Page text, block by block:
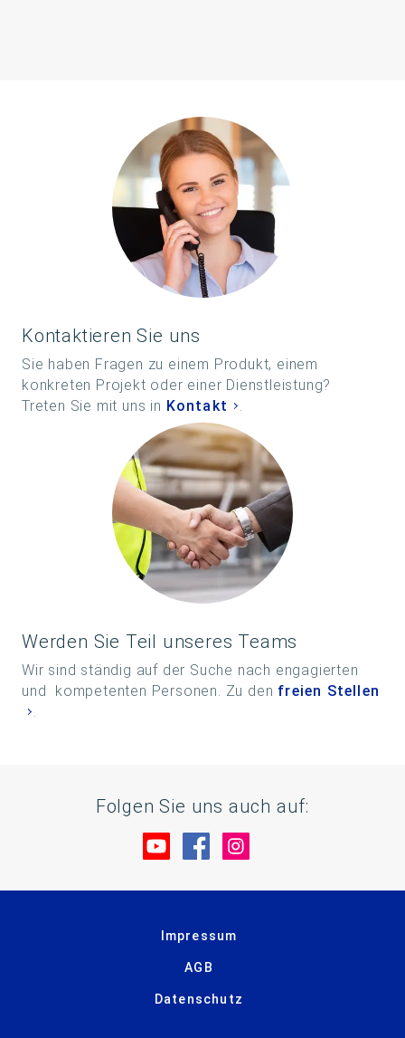
Kontaktieren Sie uns
Sie haben Fragen zu einem Produkt, einem
konkreten Projekt oder einer Dienstleistung?
Treten Sie mit uns in Kontakt
Werden Sie Teil unseres Teams
Wir sind ständig auf der Suche nach engagierten
und kompetenten Personen. Zu den freien Stellen
Folgen Sie uns auch auf:
Besuche uns auf YouTube
Besuche uns auf
Impressum
AGB
Datenschutz